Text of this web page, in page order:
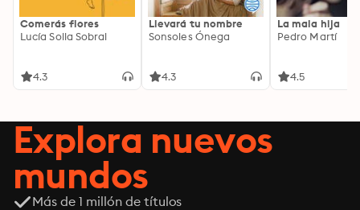
Comerás flores
Lucía Solla Sobral
4.3
Llevará tu nombre
Sonsoles Ónega
4.3
La mala hija
Pedro Martí
4.5
Explora nuevos
mundos
Más de 1 millón de títulos